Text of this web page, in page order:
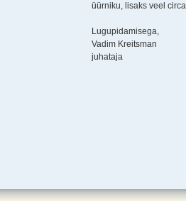
üürniku, lisaks veel
Lugupidamisega,
Vadim Kreitsman
juhataja